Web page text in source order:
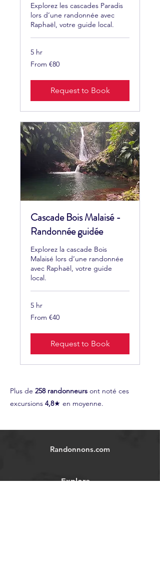
Explorez les cascades Paradis
lors d’une randonnée avec
Raphaël, votre guide local.
5 hr
From
80
From €80
Request to Book
Cascade Bois Malaisé -
Randonnée guidée
Explorez la cascade Bois
Malaisé lors d’une randonnée
avec Raphaël, votre guide
local.
5 hr
From
40
From €40
Request to Book
Plus de 258 randonneurs ont noté ces
excursions 4,8★ en moyenne.
Randonnons.com
Explore